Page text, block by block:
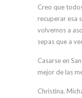
Creo que
recuperar esa
volvemos a
sepas que a
Casarse en
mejor de las
Christina,